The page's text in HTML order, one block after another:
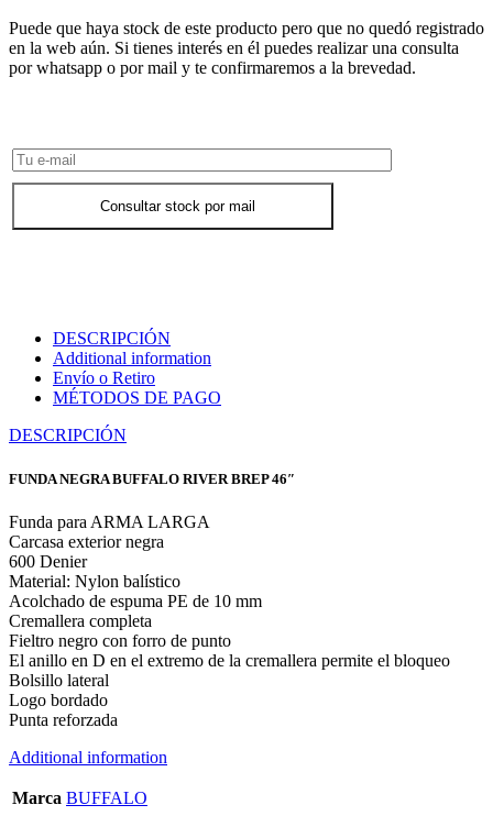
Puede que haya stock de este producto pero que no quedó registrado
en la web aún. Si tienes interés en él puedes realizar una consulta
por whatsapp o por mail y te confirmaremos a la brevedad.
Consultar stock por mail
DESCRIPCIÓN
Additional information
Envío o Retiro
MÉTODOS DE PAGO
DESCRIPCIÓN
FUNDA NEGRA BUFFALO RIVER BREP 46″
Funda para ARMA LARGA
Carcasa exterior negra
600 Denier
Material: Nylon balístico
Acolchado de espuma PE de 10 mm
Cremallera completa
Fieltro negro con forro de punto
El anillo en D en el extremo de la cremallera permite el bloqueo
Bolsillo lateral
Logo bordado
Punta reforzada
Additional information
Marca BUFFALO